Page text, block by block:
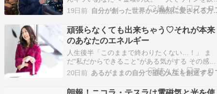
ながら、ふと思う。 「私、何のために頑張って
んだろう」 今日も仕事はちゃんとやった。 後輩
相談にも乗ったし、上司からは「助かったよ」っ
て言われた。 でも、家に帰ってひとりになると
う。…
19日前 自分が創った世界
頑張らなくても出来ちゃう♡それが本来
のあなたのエネルギー
人生後半「このままで終わりたくない…！」 ま
だ“私だからできること”がある気がする その感覚
は魂からのサイン 足りない何かを埋めようとし
も答えを探しに行っても どこか満たされなかっ
のは “魂が望む生き方”をまだ生きれてないから
20日前 あるがままの自分で望む人生を創造する